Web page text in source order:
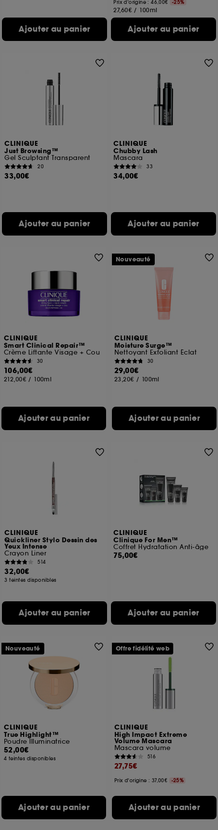
Ajouter au panier
Prix d'origine : 46,00€ -25%
27,60€ / 100ml
Ajouter au panier
CLINIQUE
Just Browsing™
Gel Sculptant Transparent
20
33,00€
Ajouter au panier
CLINIQUE
Chubby Lash
Mascara
33
34,00€
Ajouter au panier
CLINIQUE
Smart Clinical Repair™
Crème Liftante Visage + Cou
30
106,00€
212,00€ / 100ml
Ajouter au panier
CLINIQUE
Moisture Surge™
Nettoyant Exfoliant Éclat
30
29,00€
23,20€ / 100ml
Ajouter au panier
Nouveauté
CLINIQUE
Quickliner Stylo Dessin des
Yeux Intense
Crayon Liner
514
32,00€
3 teintes disponibles
Ajouter au panier
CLINIQUE
Clinique For Men™
Coffret Hydratation Anti-âge
75,00€
Ajouter au panier
CLINIQUE
True Highlight™
Poudre Illuminatrice
52,00€
4 teintes disponibles
Ajouter au panier
Nouveauté
CLINIQUE
High Impact Extreme
Volume Mascara
Mascara volume
516
27,75€
Prix d'origine : 37,00€ -25%
Ajouter au panier
Offre fidélité web